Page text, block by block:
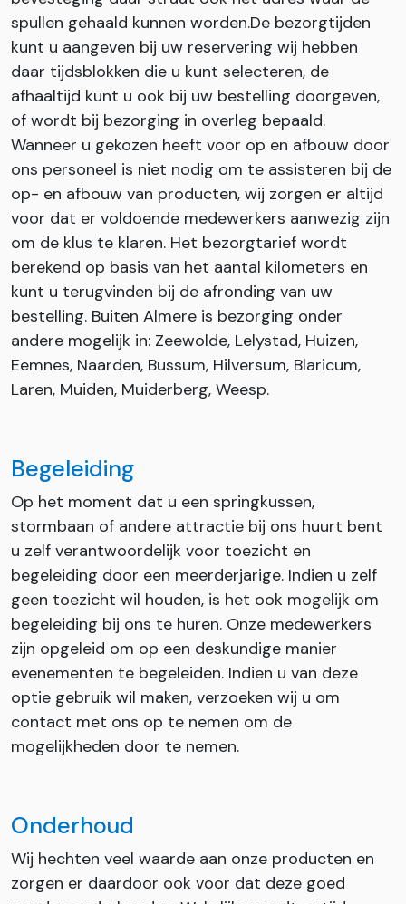
spullen gehaald kunnen worden.De bezorgtijden
kunt u aangeven bij uw reservering wij hebben
daar tijdsblokken die u kunt selecteren, de
afhaaltijd kunt u ook bij uw bestelling doorgeven,
of wordt bij bezorging in overleg bepaald.
Wanneer u gekozen heeft voor op en afbouw door
ons personeel is niet nodig om te assisteren bij de
op- en afbouw van producten, wij zorgen er altijd
voor dat er voldoende medewerkers aanwezig zijn
om de klus te klaren. Het bezorgtarief wordt
berekend op basis van het aantal kilometers en
kunt u terugvinden bij de afronding van uw
bestelling. Buiten Almere is bezorging onder
andere mogelijk in: Zeewolde, Lelystad, Huizen,
Eemnes, Naarden, Bussum, Hilversum, Blaricum,
Laren, Muiden, Muiderberg, Weesp.
Begeleiding
Op het moment dat u een springkussen,
stormbaan of andere attractie bij ons huurt bent
u zelf verantwoordelijk voor toezicht en
begeleiding door een meerderjarige. Indien u zelf
geen toezicht wil houden, is het ook mogelijk om
begeleiding bij ons te huren. Onze medewerkers
zijn opgeleid om op een deskundige manier
evenementen te begeleiden. Indien u van deze
optie gebruik wil maken, verzoeken wij u om
contact met ons op te nemen om de
mogelijkheden door te nemen.
Onderhoud
Wij hechten veel waarde aan onze producten en
zorgen er daardoor ook voor dat deze goed